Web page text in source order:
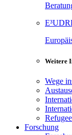
Weitere
Wege
Forschung